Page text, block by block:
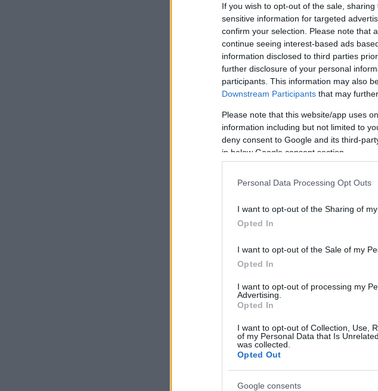
If you wish to opt-out of the sale,
sensitive information for targeted
confirm your selection. Please note that
continue seeing interest-based ads
information disclosed to third parties
further disclosure of your personal
participants. This information may also
Downstream Participants that may
Please note that this website/app uses
information including but not limited to
deny consent to Google and its third-
in below Google consent section.
Personal Data Processing Opt Outs
I want to opt-out of the Sharing of
Opted In
I want to opt-out of the Sale of my
Opted In
I want to opt-out of processing my
Advertising.
Opted In
I want to opt-out of Collection, Use,
of my Personal Data that Is
was collected.
Opted Out
Google consents